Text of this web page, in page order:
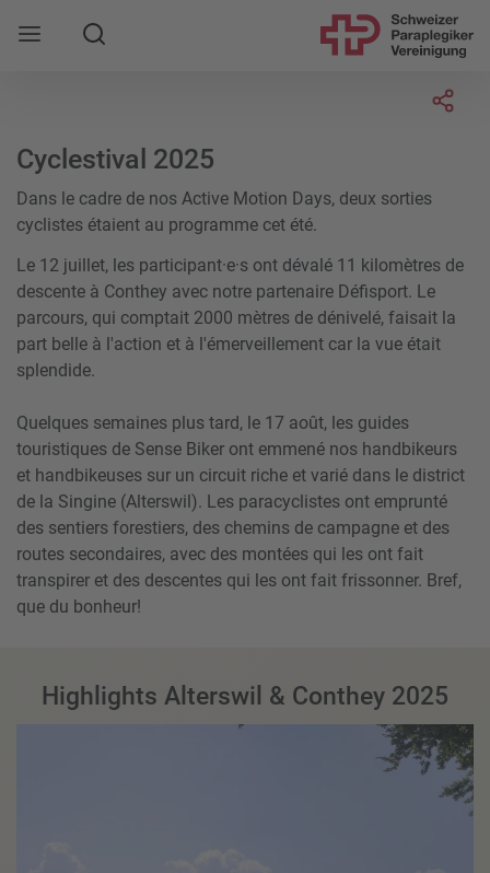
Mobile Navigation öffnen
Suche
Cyclestival 2025
Dans le cadre de nos Active Motion Days, deux sorties
cyclistes étaient au programme cet été.
Le 12 juillet, les participant·e·s ont dévalé 11 kilomètres de
descente à Conthey avec notre partenaire Défisport. Le
parcours, qui comptait 2000 mètres de dénivelé, faisait la
part belle à l'action et à l'émerveillement car la vue était
splendide.
Quelques semaines plus tard, le 17 août, les guides
touristiques de Sense Biker ont emmené nos handbikeurs
et handbikeuses sur un circuit riche et varié dans le district
de la Singine (Alterswil). Les paracyclistes ont emprunté
des sentiers forestiers, des chemins de campagne et des
routes secondaires, avec des montées qui les ont fait
transpirer et des descentes qui les ont fait frissonner. Bref,
que du bonheur!
Highlights Alterswil & Conthey 2025